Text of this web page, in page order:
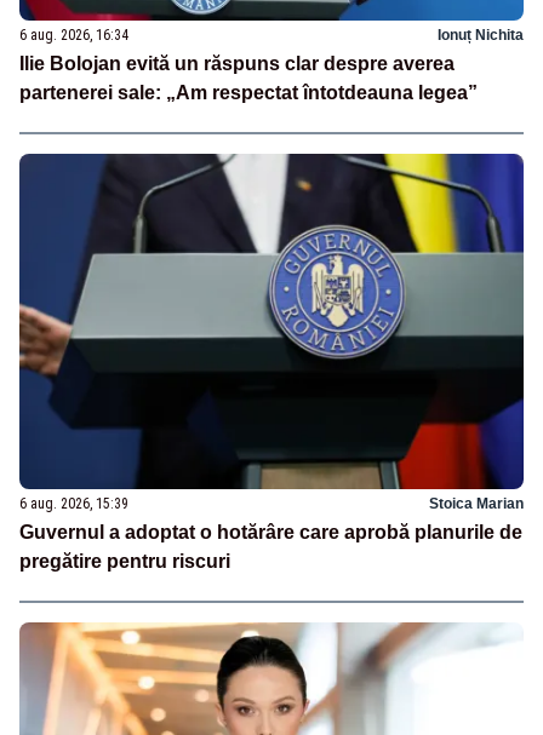
6 aug. 2026, 16:34 Ionuț Nichita
Ilie Bolojan evită un răspuns clar despre averea
partenerei sale: „Am respectat întotdeauna legea”
6 aug. 2026, 15:39 Stoica Marian
Guvernul a adoptat o hotărâre care aprobă planurile de
pregătire pentru riscuri